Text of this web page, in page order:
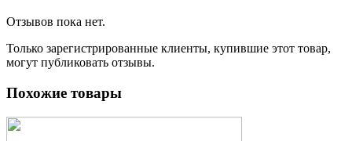
Отзывов пока нет.
Только зарегистрированные клиенты, купившие этот товар,
могут публиковать отзывы.
Похожие товары